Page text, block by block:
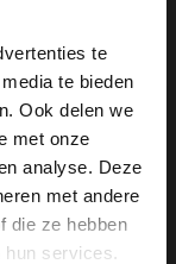
te
te bieden
Ook delen we
met onze
analyse. Deze
met andere
die ze hebben
services.
Goldfarbenes Armband mit grünen Blumen
×
Would